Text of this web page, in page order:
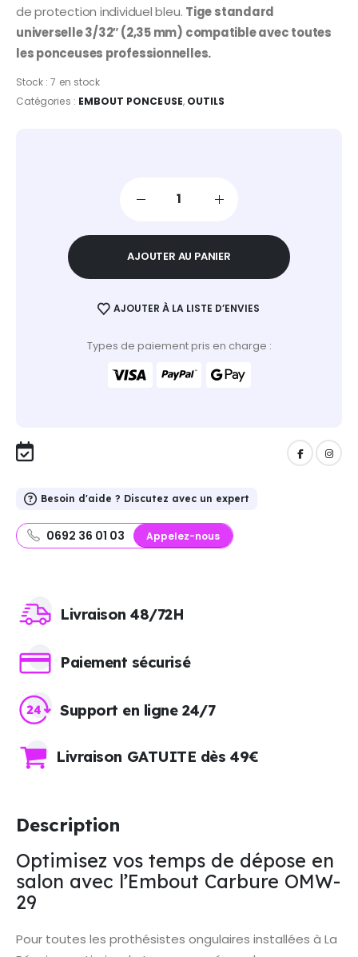
de protection individuel bleu. Tige standard
universelle 3/32″ (2,35 mm) compatible avec toutes
les ponceuses professionnelles.
Stock :7 en stock
Catégories : EMBOUT PONCEUSE, OUTILS
AJOUTER AU PANIER
AJOUTER À LA LISTE D’ENVIES
Types de paiement pris en charge :
Besoin d'aide ? Discutez avec un expert
0692 36 01 03 Appelez-nous
Livraison 48/72H
Paiement sécurisé
Support en ligne 24/7
Livraison GATUITE dès 49€
Description
Optimisez vos temps de dépose en
salon avec l’Embout Carbure OMW-
29
Pour toutes les prothésistes ongulaires installées à La